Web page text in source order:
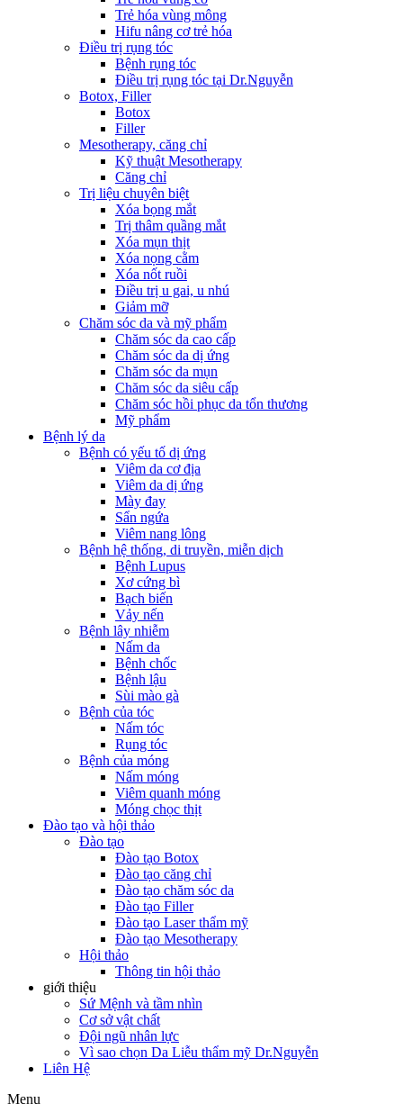
Trẻ hóa vùng mông
Hifu nâng cơ trẻ hóa
Điều trị rụng tóc
Bệnh rụng tóc
Điều trị rụng tóc tại Dr.Nguyễn
Botox, Filler
Botox
Filler
Mesotherapy, căng chỉ
Kỹ thuật Mesotherapy
Căng chỉ
Trị liệu chuyên biệt
Xóa bọng mắt
Trị thâm quầng mắt
Xóa mụn thịt
Xóa nọng cằm
Xóa nốt ruồi
Điều trị u gai, u nhú
Giảm mỡ
Chăm sóc da và mỹ phẩm
Chăm sóc da cao cấp
Chăm sóc da dị ứng
Chăm sóc da mụn
Chăm sóc da siêu cấp
Chăm sóc hồi phục da tổn thương
Mỹ phẩm
Bệnh lý da
Bệnh có yếu tố dị ứng
Viêm da cơ địa
Viêm da dị ứng
Mày đay
Sẩn ngứa
Viêm nang lông
Bệnh hệ thống, di truyền, miễn dịch
Bệnh Lupus
Xơ cứng bì
Bạch biến
Vảy nến
Bệnh lây nhiễm
Nấm da
Bệnh chốc
Bệnh lậu
Sùi mào gà
Bệnh của tóc
Nấm tóc
Rụng tóc
Bệnh của móng
Nấm móng
Viêm quanh móng
Móng chọc thịt
Đào tạo và hội thảo
Đào tạo
Đào tạo Botox
Đào tạo căng chỉ
Đào tạo chăm sóc da
Đào tạo Filler
Đào tạo Laser thẩm mỹ
Đào tạo Mesotherapy
Hội thảo
Thông tin hội thảo
giới thiệu
Sứ Mệnh và tầm nhìn
Cơ sở vật chất
Đội ngũ nhân lực
Vì sao chọn Da Liễu thẩm mỹ Dr.Nguyễn
Liên Hệ
Menu